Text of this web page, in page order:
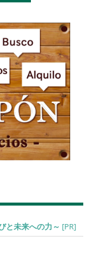
と未来への力～ [PR]